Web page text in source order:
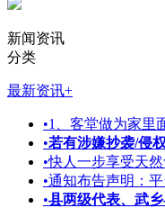
新闻资讯
分类
最新资讯+
•1、客堂做为家里
•若有涉嫌抄袭/侵
•快人一步享受天然
•通知布告声明：
•县两级代表、武